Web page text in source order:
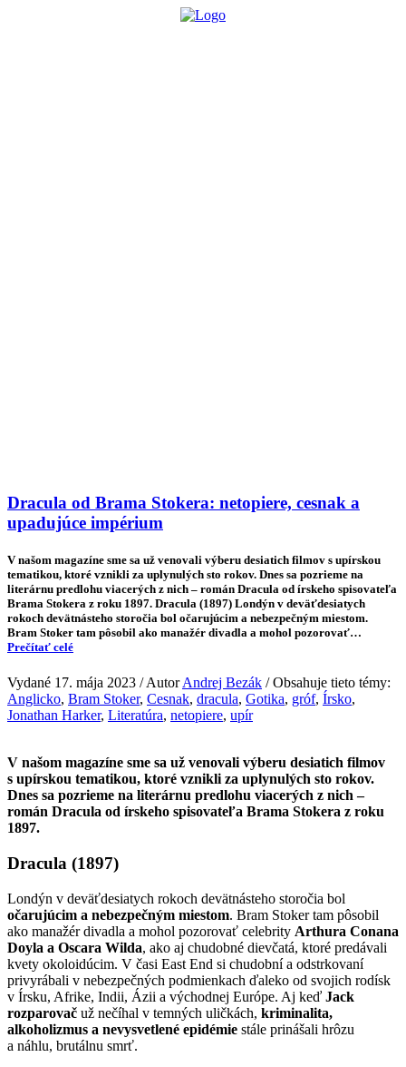
Dracula od Brama Stokera: netopiere, cesnak a
upadujúce impérium
V našom magazíne sme sa už venovali výberu desiatich filmov s upírskou
tematikou, ktoré vznikli za uplynulých sto rokov. Dnes sa pozrieme na
literárnu predlohu viacerých z nich – román Dracula od írskeho spisovateľa
Brama Stokera z roku 1897. Dracula (1897) Londýn v deväťdesiatych
rokoch devätnásteho storočia bol očarujúcim a nebezpečným miestom.
Bram Stoker tam pôsobil ako manažér divadla a mohol pozorovať…
Prečítať celé
Vydané 17. mája 2023 / AutorAndrej Bezák / Obsahuje tieto témy:
Anglicko, Bram Stoker, Cesnak, dracula, Gotika, gróf, Írsko,
Jonathan Harker, Literatúra, netopiere, upír
V našom magazíne sme sa už venovali výberu desiatich filmov
s upírskou tematikou, ktoré vznikli za uplynulých sto rokov.
Dnes sa pozrieme na literárnu predlohu viacerých z nich –
román Dracula od írskeho spisovateľa Brama Stokera z roku
1897.
Dracula (1897)
Londýn v deväťdesiatych rokoch devätnásteho storočia bol
očarujúcim a nebezpečným miestom. Bram Stoker tam pôsobil
ako manažér divadla a mohol pozorovať celebrity Arthura Conana
Doyla a Oscara Wilda, ako aj chudobné dievčatá, ktoré predávali
kvety okoloidúcim. V časi East End si chudobní a odstrkovaní
privyrábali v nebezpečných podmienkach ďaleko od svojich rodísk
v Írsku, Afrike, Indii, Ázii a východnej Európe. Aj keď Jack
rozparovač už nečíhal v temných uličkách, kriminalita,
alkoholizmus a nevysvetlené epidémie stále prinášali hrôzu
a náhlu, brutálnu smrť.